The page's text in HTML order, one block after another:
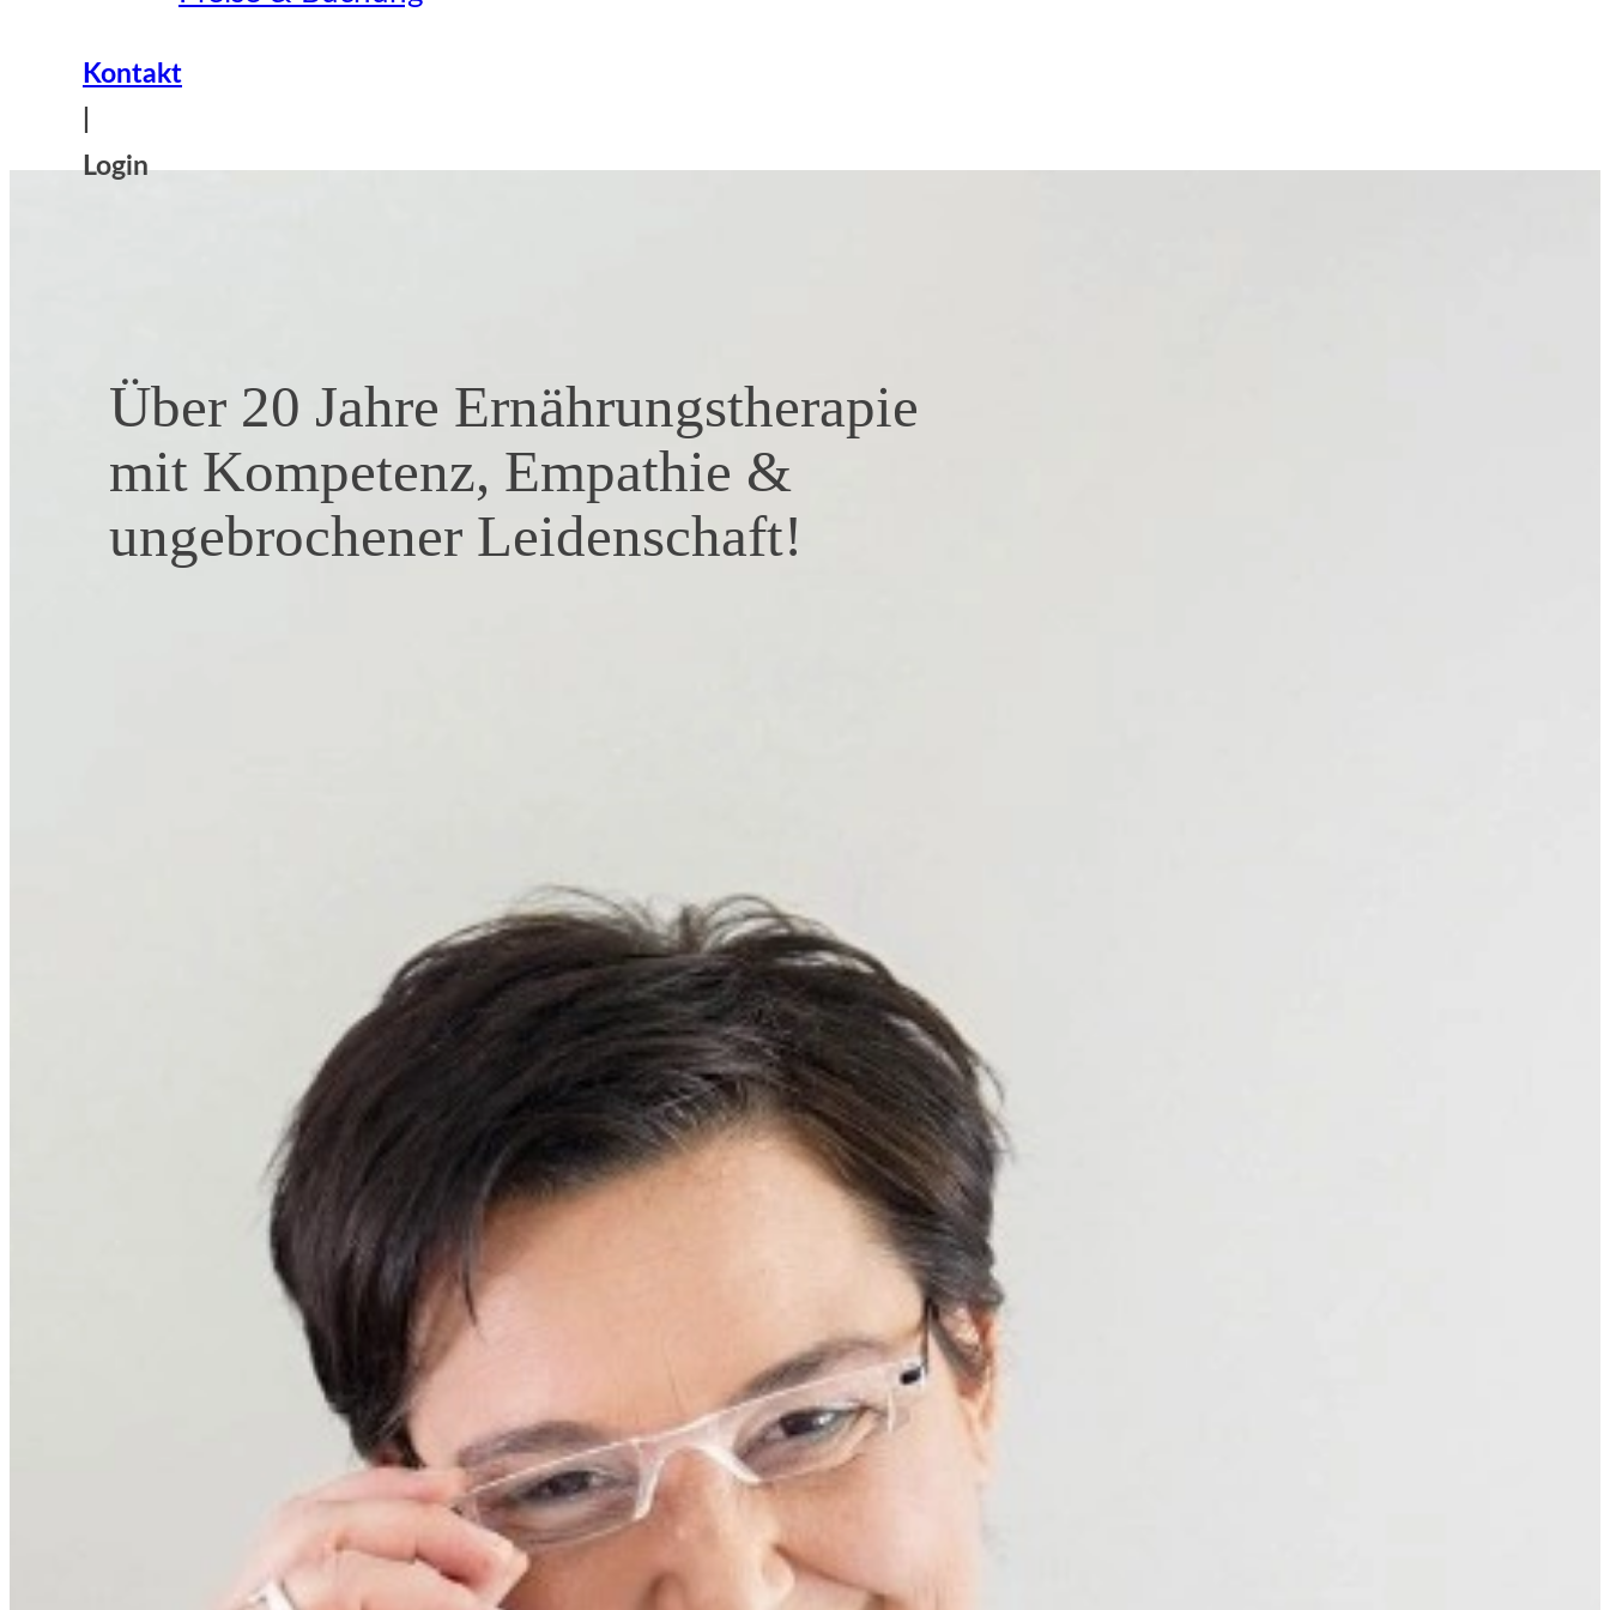
Kontakt
Login
Über 20 Jahre Ernährungstherapie
mit Kompetenz, Empathie &
ungebrochener Leidenschaft!